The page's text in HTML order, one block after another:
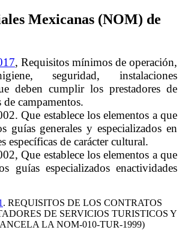
Mexicanas (NOM) de
, Requisitos mínimos de operación,
seguridad, instalaciones
deben cumplir los prestadores de
campamentos.
Que establece los elementos a que
guías generales y especializados en
específicas de carácter cultural.
Que establece los elementos a que
guías especializados enactividades
. REQUISITOS DE LOS CONTRATOS
DE SERVICIOS TURISTICOS Y
LA NOM-010-TUR-1999)